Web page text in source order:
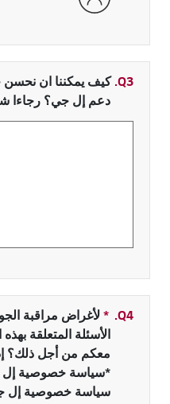
Q3. كيف يمكننا ان نحسن
دعم إل جي؟ رجاءا
Q4.
*حقل مطلوب
لأغراض مراقبة
الأسئلة المتعلقة
معكم من أجل ذلك؟
*سياسة خصوصية إل
سياسة خصوصية إل